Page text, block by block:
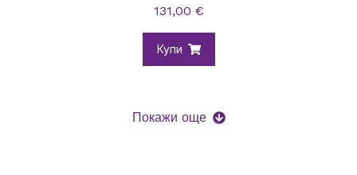
131,00 €
Купи
Покажи още